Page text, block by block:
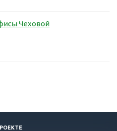
Чеховой